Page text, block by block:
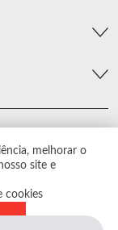
melhorar o
site e
cookies
a alterações sem